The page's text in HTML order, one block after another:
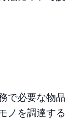
で必要な物品
ノを調達する